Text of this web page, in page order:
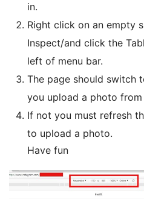
in.
Right click on an empty
Inspect/and click the
left of menu bar.
The page should switch
you upload a photo
If not you must refresh
to upload a photo.
Have fun